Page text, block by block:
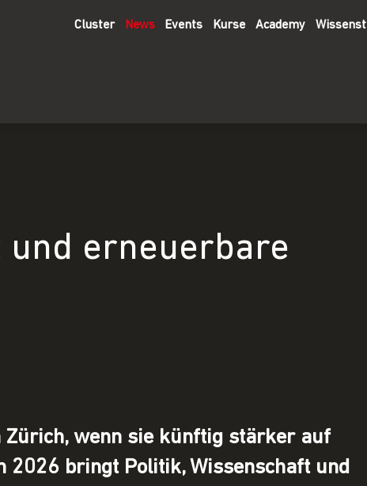
Cluster News Events Kurse Academy
und erneuerbare
wenn sie künftig stärker auf
2026 bringt Politik, Wissenschaft und